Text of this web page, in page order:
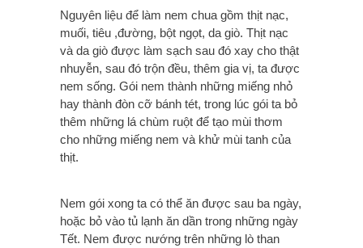
Nguyên liệu để làm nem chua gồm thịt nạc,
muối, tiêu ,đường, bột ngọt, da giò. Thịt nạc
và da giò được làm sạch sau đó xay cho thật
nhuyễn, sau đó trộn đều, thêm gia vị, ta được
nem sống. Gói nem thành những miếng nhỏ
hay thành đòn cỡ bánh tét, trong lúc gói ta bỏ
thêm những lá chùm ruột để tạo mùi thơm
cho những miếng nem và khử mùi tanh của
thịt.
Nem gói xong ta có thể ăn được sau ba ngày,
hoặc bỏ vào tủ lạnh ăn dần trong những ngày
Tết. Nem được nướng trên những lò than